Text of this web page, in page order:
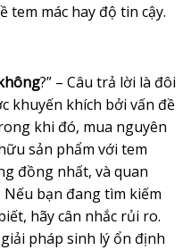
tem mác hay độ tin cậy.
?” – Câu trả lời là đôi
khuyến khích bởi vấn đề
khi đó, mua nguyên
sản phẩm với tem
đồng nhất, và quan
bạn đang tìm kiếm
hãy cân nhắc rủi ro.
pháp sinh lý ổn định